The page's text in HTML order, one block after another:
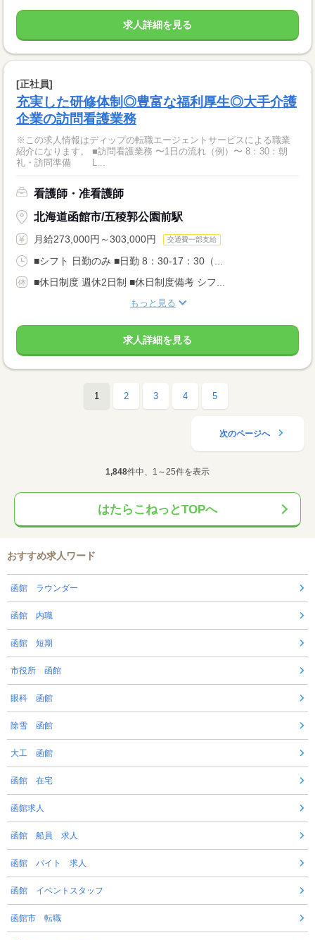
求人詳細を見る
[正社員]
充実した研修体制◎豊富な福利厚生◎大手介護
企業の訪問看護業務
※この求人情報はディップの転職エージェントサービスによる職業
紹介になります。 ■訪問看護業務 〜1日の流れ（例）〜 8：30：朝
礼・訪問準備 L...
看護師・准看護師
北海道函館市/五稜郭公園前駅
月給273,000円～303,000円 交通費一部支給
■シフト 日勤のみ ■日勤 8：30-17：30（...
■休日制度 週休2日制 ■休日制度備考 シフ...
もっと見る
求人詳細を見る
1 2 3 4 5
次のページへ
1,848件中、1～25件を表示
はたらこねっとTOPへ
おすすめ求人ワード
函館 ラウンダー
函館 内職
函館 短期
市役所 函館
眼科 函館
除雪 函館
大工 函館
函館 在宅
函館求人
函館 船員 求人
函館 バイト 求人
函館 イベントスタッフ
函館市 転職